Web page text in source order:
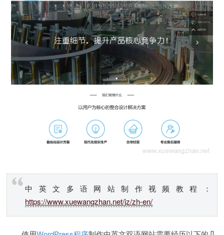
中英文多语网站制作视频教程：
https://www.xuewangzhan.net/jz/zh-en/